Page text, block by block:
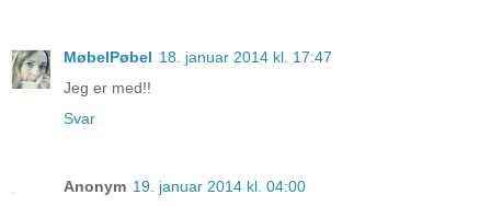
MøbelPøbel 18. januar 2014 kl. 17:47
Jeg er med!!
Svar
Anonym 19. januar 2014 kl. 04:00